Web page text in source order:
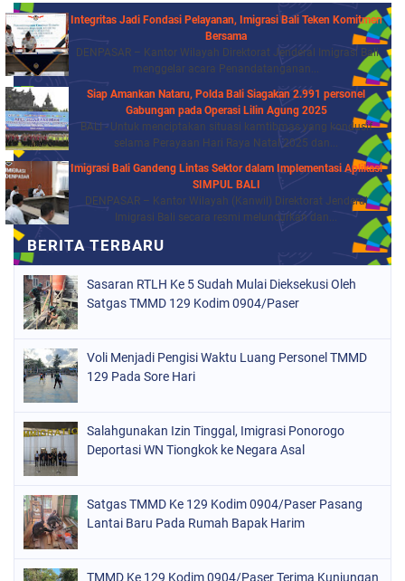
Integritas Jadi Fondasi Pelayanan, Imigrasi Bali Teken Komitmen
Bersama
DENPASAR – Kantor Wilayah Direktorat Jenderal Imigrasi Bali
menggelar acara Penandatanganan...
Siap Amankan Nataru, Polda Bali Siagakan 2.991 personel
Gabungan pada Operasi Lilin Agung 2025
BALI - Untuk menciptakan situasi kamtibmas yang kondusif
selama Perayaan Hari Raya Natal 2025 dan...
Imigrasi Bali Gandeng Lintas Sektor dalam Implementasi Aplikasi
SIMPUL BALI
DENPASAR – Kantor Wilayah (Kanwil) Direktorat Jenderal
Imigrasi Bali secara resmi meluncurkan dan...
Sasaran RTLH Ke 5 Sudah Mulai Dieksekusi Oleh
Satgas TMMD 129 Kodim 0904/Paser
Voli Menjadi Pengisi Waktu Luang Personel TMMD
129 Pada Sore Hari
Salahgunakan Izin Tinggal, Imigrasi Ponorogo
Deportasi WN Tiongkok ke Negara Asal
Satgas TMMD Ke 129 Kodim 0904/Paser Pasang
Lantai Baru Pada Rumah Bapak Harim
TMMD Ke 129 Kodim 0904/Paser Terima Kunjungan